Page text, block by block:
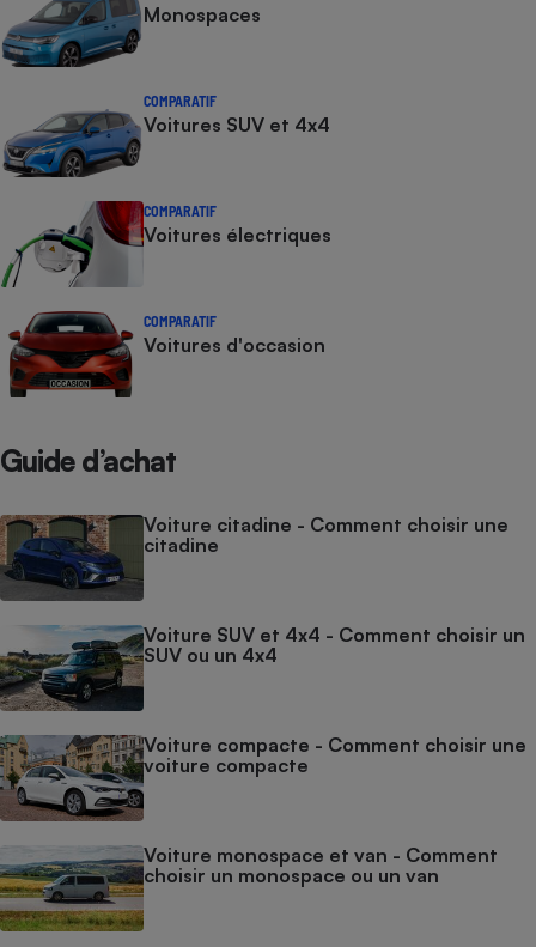
Monospaces
COMPARATIF
Voitures SUV et 4x4
COMPARATIF
Voitures électriques
COMPARATIF
Voitures d'occasion
Guide d’achat
Voiture citadine - Comment choisir une
citadine
Voiture SUV et 4x4 - Comment choisir un
SUV ou un 4x4
Voiture compacte - Comment choisir une
voiture compacte
Voiture monospace et van - Comment
choisir un monospace ou un van